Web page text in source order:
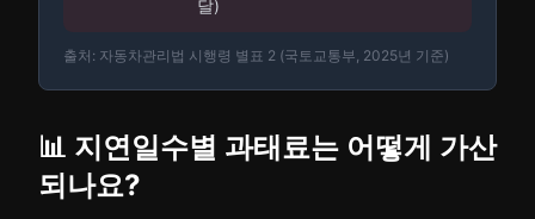
달)
출처: 자동차관리법 시행령 별표 2 (국토교통부, 2025년 기준)
📊 지연일수별 과태료는 어떻게 가산
되나요?